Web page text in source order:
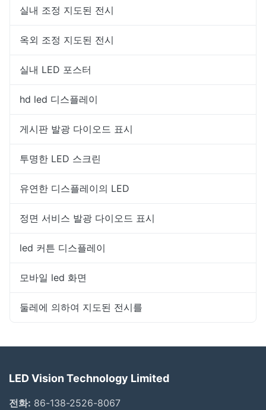
실내 조정 지도된 전시
옥외 조정 지도된 전시
실내 LED 포스터
hd led 디스플레이
게시판 발광 다이오드 표시
투명한 LED 스크린
유연한 디스플레이의 LED
정면 서비스 발광 다이오드 표시
led 커튼 디스플레이
모바일 led 화면
둘레에 의하여 지도된 전시를
LED Vision Technology Limited
전화: 86-138-2526-8067